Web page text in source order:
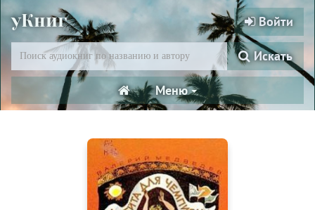
уКниг Войти
Искать
Меню